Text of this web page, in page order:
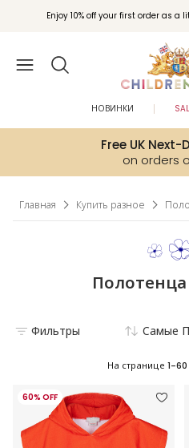
Enjoy 10% off your first order as
Вступайте в клуб Бонусы
Free UK
on orders
НОВИНКИ
Главная Купить разное
Фильтры Самые
На странице 1-60
60% OFF